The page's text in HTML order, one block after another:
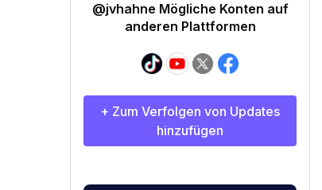
@jvhahne Mögliche Konten auf
anderen Plattformen
+ Zum Verfolgen von Updates
hinzufügen